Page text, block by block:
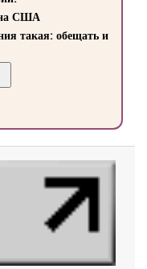
на США
такая: обещать и